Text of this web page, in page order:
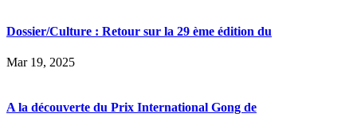
Dossier/Culture : Retour sur la 29 ème édition du
Mar 19, 2025
A la découverte du Prix International Gong de